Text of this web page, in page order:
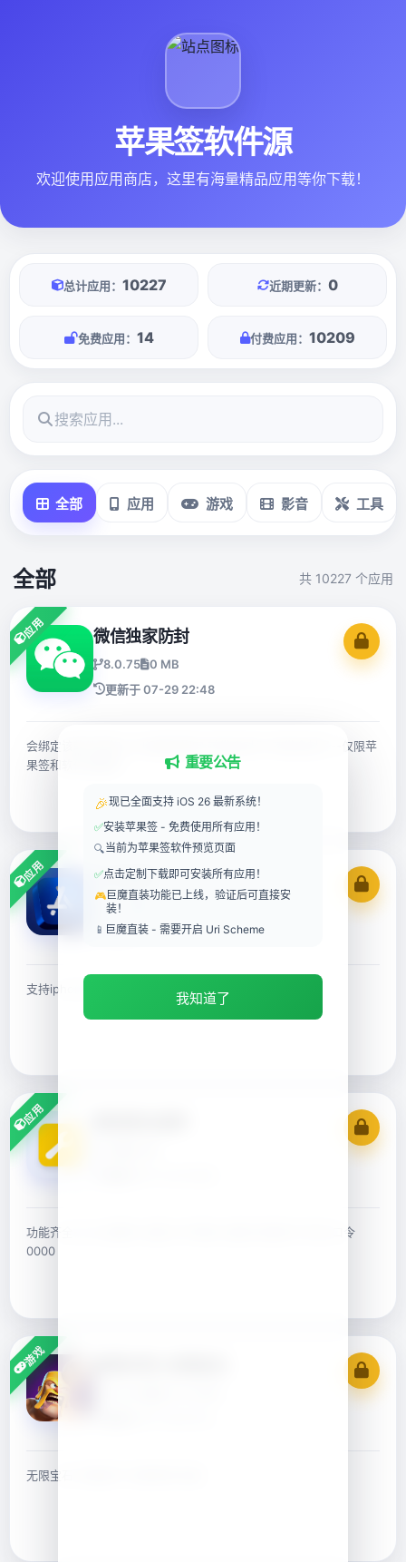
苹果签软件源
欢迎使用应用商店，这里有海量精品应用等你下载！
总计应用： 10227 近期更新： 0
免费应用： 14 付费应用： 10209
全部 应用 游戏 影音 工具
全部 共 10227 个应用
应用 微信独家防封
8.0.75
0 MB
更新于 07-29 22:48
会绑定该软件源的udid设备码绑定 转发会封号-转发会封号--仅限苹
果签和软件源使用
应用 乌龙越狱
0.3.4
更新于 07-29 22:39
支持iphone13-iphone15全系列 ios17.0-17.3.1
应用
功能齐全-注入后我的-设置-关于微信-连按5次版本号-默认口令
0000
游戏
无限宝石 无限金币 无限资源 私服
重要公告
🎉现已全面支持 iOS 26 最新系统！
✅安装苹果签 - 免费使用所有应用！
🔍当前为苹果签软件预览页面
✅点击定制下载即可安装所有应用！
🎮 巨魔直装功能已上线，验证后可直接安
装！
📱 巨魔直装 - 需要开启 Uri Scheme
我知道了